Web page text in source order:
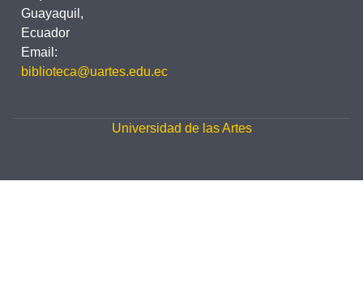
Guayaquil,
Ecuador
Email:
biblioteca@uartes.edu.ec
Universidad de las Artes